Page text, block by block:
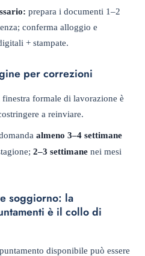
prepara i documenti 1–2
conferma alloggio e
+ stampate.
per correzioni
finestra formale di lavorazione è
a reinviare.
almeno 3–4 settimane
2–3 settimane nei mesi
soggiorno: la
è il collo di
disponibile può essere